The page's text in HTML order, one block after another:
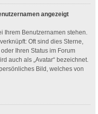
angezeigt
Ihrem Benutzernamen stehen.
Oft sind dies Sterne,
Ihren Status im Forum
auch als „Avatar“ bezeichnet.
Bild, welches von